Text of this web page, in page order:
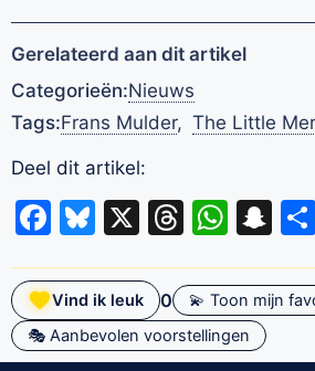
Gerelateerd aan dit artikel
Categorieën:Nieuws
Tags:Frans Mulder, The Little
Deel dit artikel:
Facebook
Bluesky
X Threads
Vind ik leuk 0
💫 Toon mijn
🎭 Aanbevolen voorstellingen